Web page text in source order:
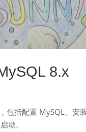
8.x
括配置 MySQL、安
动。